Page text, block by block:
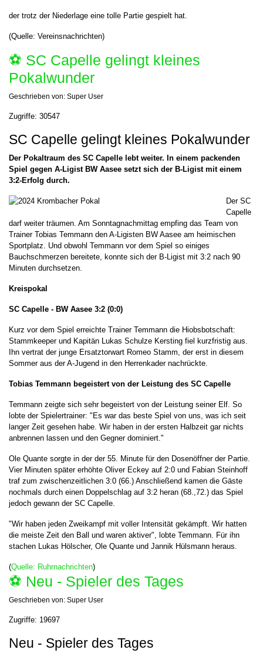
der trotz der Niederlage eine tolle Partie gespielt hat.
(Quelle: Vereinsnachrichten)
⚽️ SC Capelle gelingt kleines
Pokalwunder
Geschrieben von: Super User
Zugriffe: 30547
SC Capelle gelingt kleines Pokalwunder
Der Pokaltraum des SC Capelle lebt weiter. In einem packenden
Spiel gegen A-Ligist BW Aasee setzt sich der B-Ligist mit einem
3:2-Erfolg durch.
Der SC
Capelle
darf weiter träumen. Am Sonntagnachmittag empfing das Team von
Trainer Tobias Temmann den A-Ligisten BW Aasee am heimischen
Sportplatz. Und obwohl Temmann vor dem Spiel so einiges
Bauchschmerzen bereitete, konnte sich der B-Ligist mit 3:2 nach 90
Minuten durchsetzen.
Kreispokal
SC Capelle - BW Aasee 3:2 (0:0)
Kurz vor dem Spiel erreichte Trainer Temmann die Hiobsbotschaft:
Stammkeeper und Kapitän Lukas Schulze Kersting fiel kurzfristig aus.
Ihn vertrat der junge Ersatztorwart Romeo Stamm, der erst in diesem
Sommer aus der A-Jugend in den Herrenkader nachrückte.
Tobias Temmann begeistert von der Leistung des SC Capelle
Temmann zeigte sich sehr begeistert von der Leistung seiner Elf. So
lobte der Spielertrainer: "Es war das beste Spiel von uns, was ich seit
langer Zeit gesehen habe. Wir haben in der ersten Halbzeit gar nichts
anbrennen lassen und den Gegner dominiert."
Ole Quante sorgte in der der 55. Minute für den Dosenöffner der Partie.
Vier Minuten später erhöhte Oliver Eckey auf 2:0 und Fabian Steinhoff
traf zum zwischenzeitlichen 3:0 (66.) Anschließend kamen die Gäste
nochmals durch einen Doppelschlag auf 3:2 heran (68.,72.) das Spiel
jedoch gewann der SC Capelle.
"Wir haben jeden Zweikampf mit voller Intensität gekämpft. Wir hatten
die meiste Zeit den Ball und waren aktiver", lobte Temmann. Für ihn
stachen Lukas Hölscher, Ole Quante und Jannik Hülsmann heraus.
(Quelle: Ruhrnachrichten)
⚽️ Neu - Spieler des Tages
Geschrieben von: Super User
Zugriffe: 19697
Neu - Spieler des Tages